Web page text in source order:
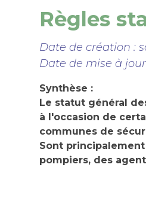
Règles
Date de création :
Date de mise à
Synthèse :
Le statut général
à l'occasion de
communes de
Sont
pompiers, des